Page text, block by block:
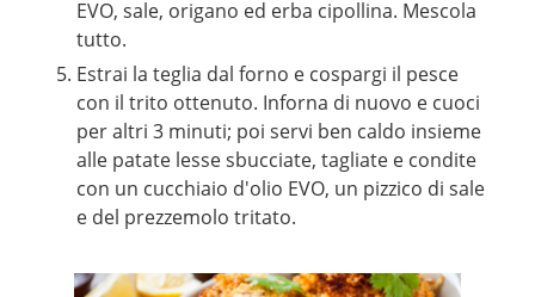
EVO, sale, origano ed erba cipollina. Mescola
tutto.
Estrai la teglia dal forno e cospargi il pesce
con il trito ottenuto. Inforna di nuovo e cuoci
per altri 3 minuti; poi servi ben caldo insieme
alle patate lesse sbucciate, tagliate e condite
con un cucchiaio d'olio EVO, un pizzico di sale
e del prezzemolo tritato.